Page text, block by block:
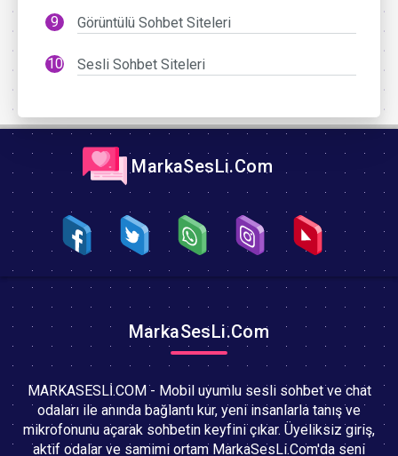
Görüntülü Sohbet Siteleri
Sesli Sohbet Siteleri
MarkaSesLi.Com
MarkaSesLi.Com
MARKASESLİ.COM - Mobil uyumlu sesli sohbet ve chat
odaları ile anında bağlantı kur, yeni insanlarla tanış ve
mikrofonunu açarak sohbetin keyfini çıkar. Üyeliksiz giriş,
aktif odalar ve samimi ortam MarkaSesLi.Com'da seni